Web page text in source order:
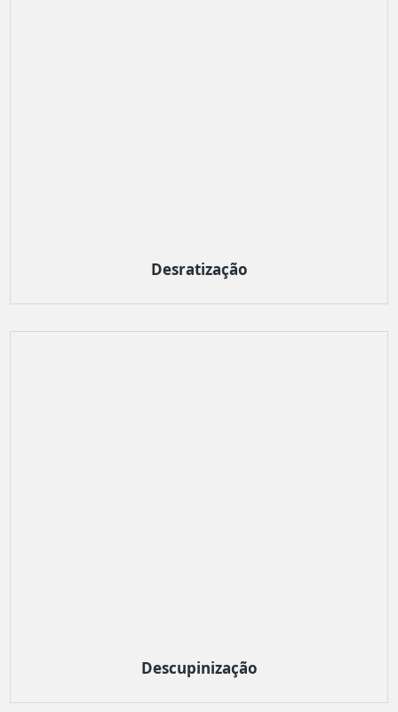
Desratização
Descupinização